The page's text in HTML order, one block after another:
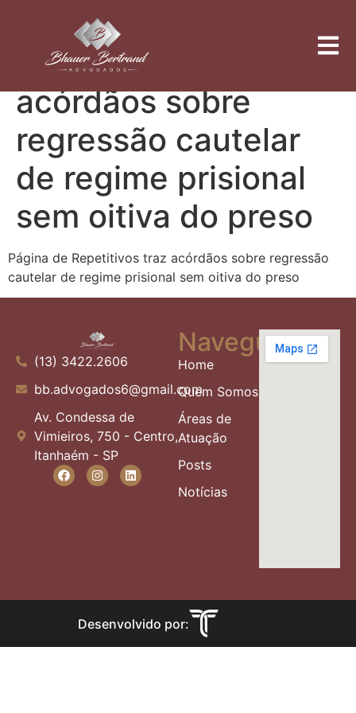
Página de
Repetitivos traz
acórdãos sobre
regressão cautelar
de regime prisional
sem oitiva do preso
Página de Repetitivos traz acórdãos sobre regressão
cautelar de regime prisional sem oitiva do preso
(13) 3422.2606
bb.advogados6@gmail.com
Av. Condessa de
Vimieiros, 750 - Centro,
Itanhaém - SP
Navegue
Home
Quem Somos
Áreas de
Atuação
Posts
Notícias
Desenvolvido por: